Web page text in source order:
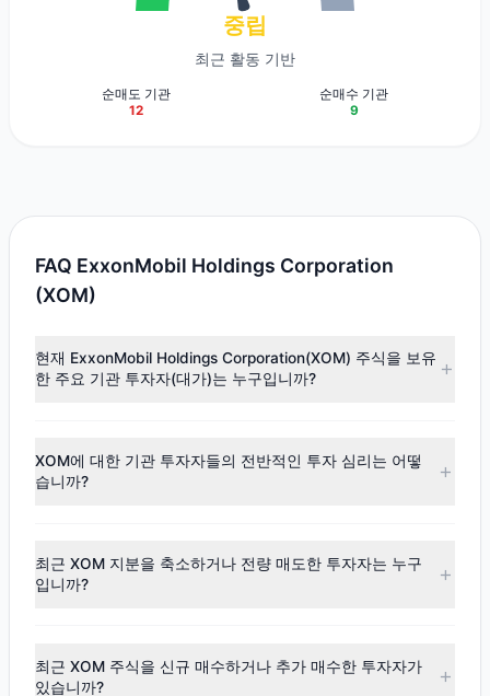
중립
최근 활동 기반
순매도 기관
12
순매수 기관
9
FAQ ExxonMobil Holdings Corporation
(XOM)
현재 ExxonMobil Holdings Corporation(XOM) 주식을 보유
한 주요 기관 투자자(대가)는 누구입니까?
억), Richard Pzena($8,058.95만) 등이 있습니다. 최신 공시
데이터에 따르면, 총 18명의 투자 대가가 이 주식을 보유하고
XOM에 대한 기관 투자자들의 전반적인 투자 심리는 어떻
습니까?
(순매도)로 나타났습니다. 해당 분기 동안 $3.54억의 자금이
순유출되었으며, 9명의 투자 대가가 비중을 확대했고, 12명이
최근 XOM 지분을 축소하거나 전량 매도한 투자자는 누구
입니까?
며, 2명은 XOM 지분을 전량 매도했습니다. 총 매도 금액은 약
$5.13억입니다.
최근 XOM 주식을 신규 매수하거나 추가 매수한 투자자가
있습니까?